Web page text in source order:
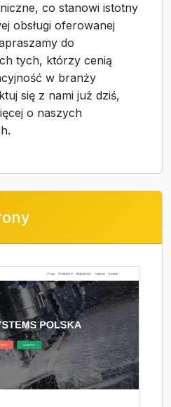
co stanowi istotny
obsługi oferowanej
do
tych, którzy cenią
w branży
się z nami już dziś,
o naszych